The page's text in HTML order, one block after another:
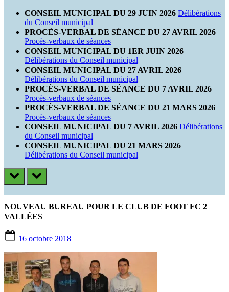
CONSEIL MUNICIPAL DU 29 JUIN 2026 Délibérations
du Conseil municipal
PROCÈS-VERBAL DE SÉANCE DU 27 AVRIL 2026
Procès-verbaux de séances
CONSEIL MUNICIPAL DU 1ER JUIN 2026
Délibérations du Conseil municipal
CONSEIL MUNICIPAL DU 27 AVRIL 2026
Délibérations du Conseil municipal
PROCÈS-VERBAL DE SÉANCE DU 7 AVRIL 2026
Procès-verbaux de séances
PROCÈS-VERBAL DE SÉANCE DU 21 MARS 2026
Procès-verbaux de séances
CONSEIL MUNICIPAL DU 7 AVRIL 2026 Délibérations
du Conseil municipal
CONSEIL MUNICIPAL DU 21 MARS 2026
Délibérations du Conseil municipal
prev next
NOUVEAU BUREAU POUR LE CLUB DE FOOT FC 2
VALLÉES
on
16 octobre 2018